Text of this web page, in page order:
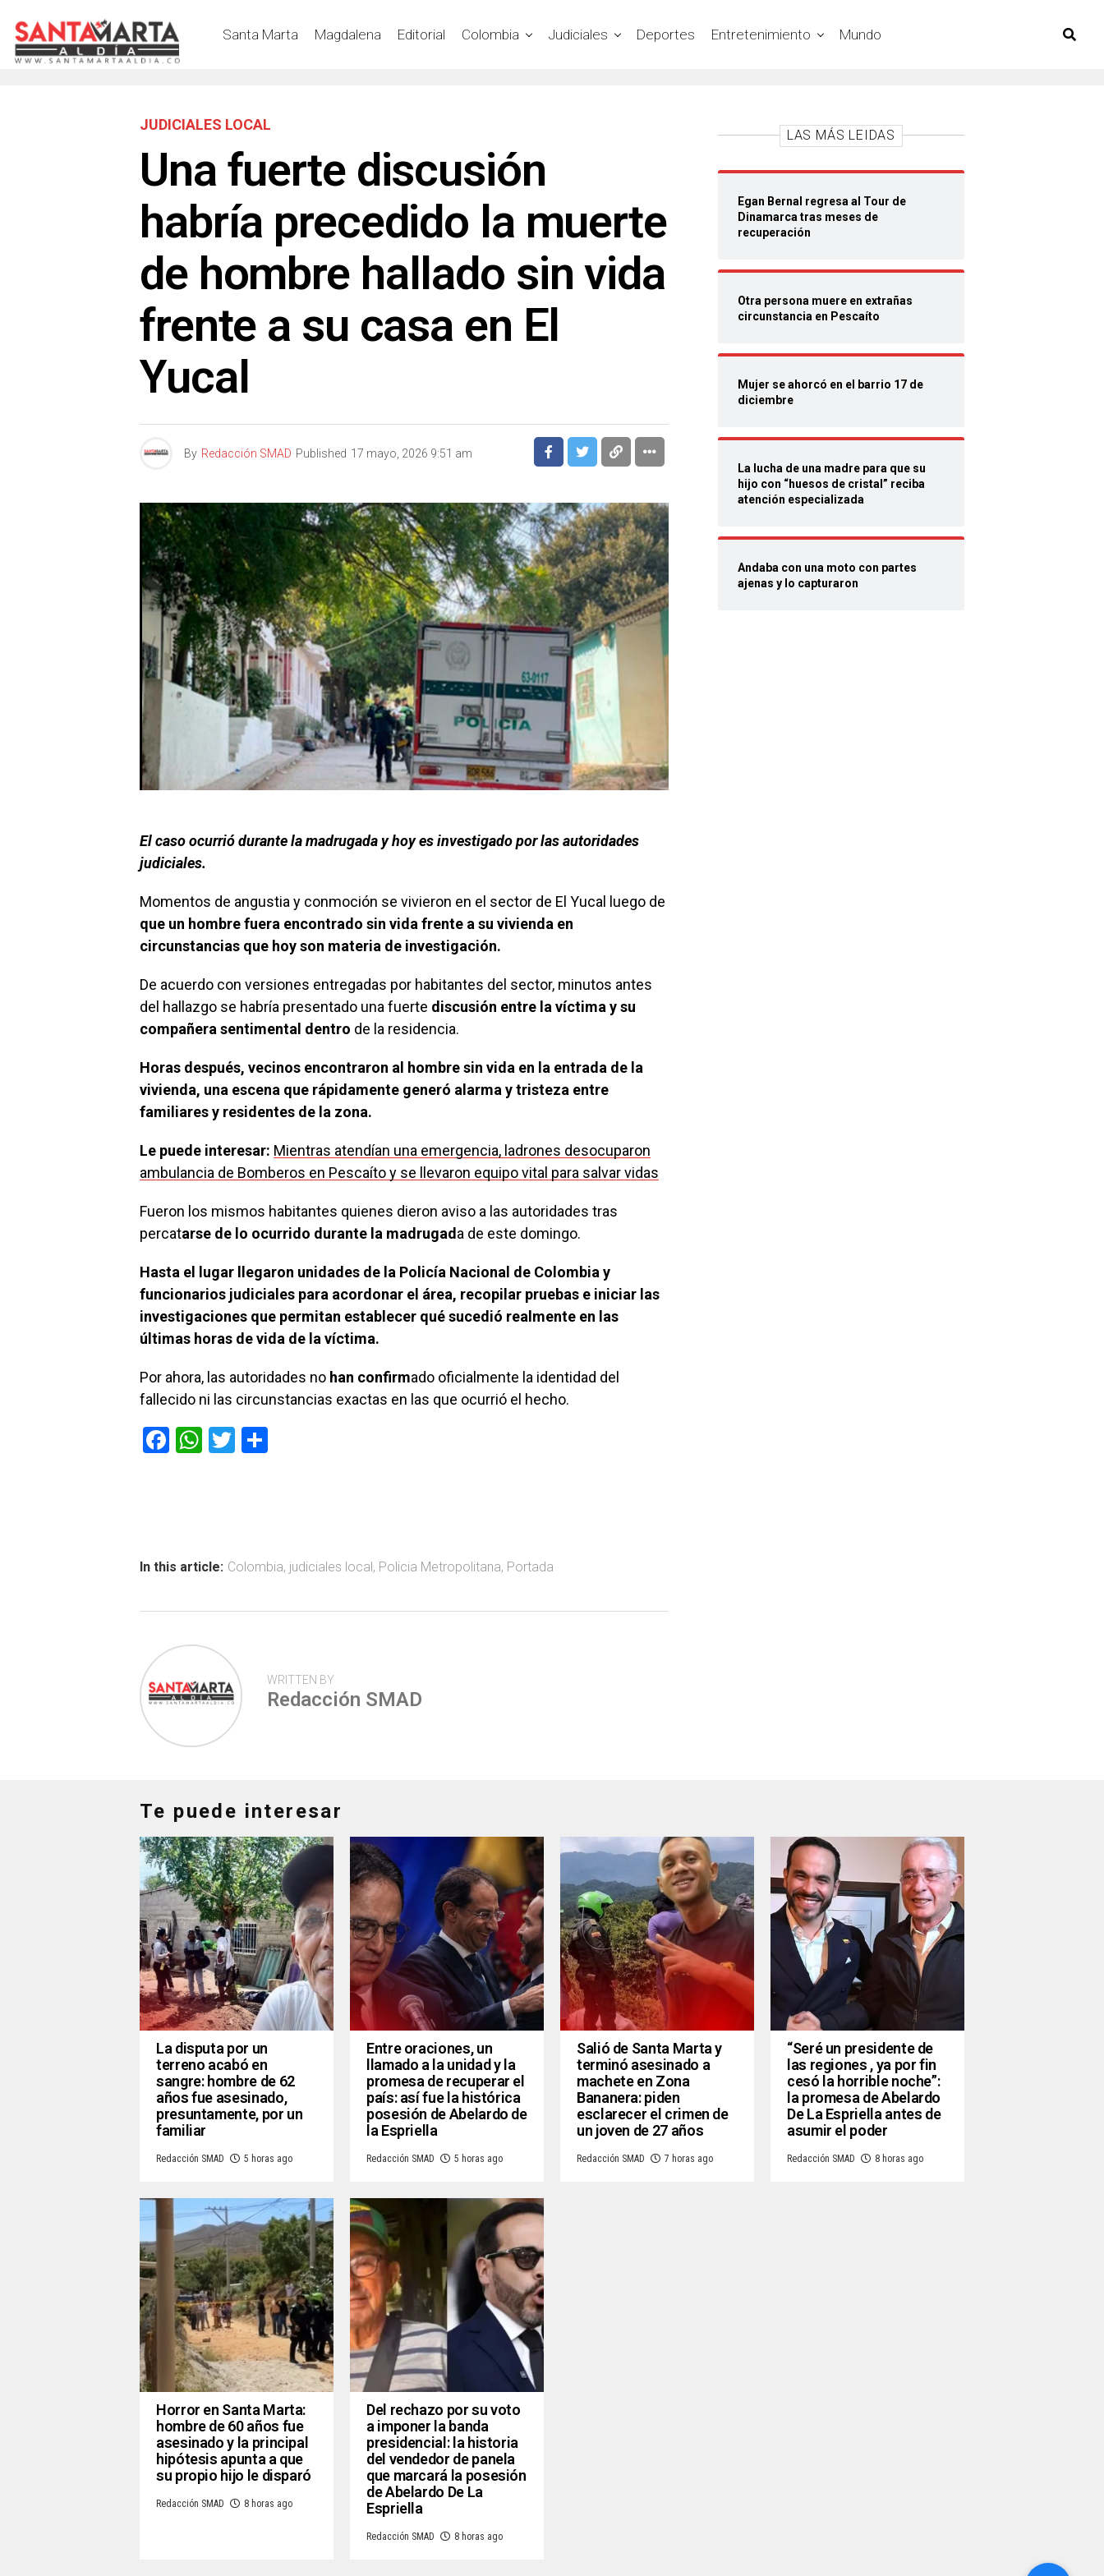
Santa Marta Magdalena Editorial Colombia Judiciales Deportes Entretenimiento Mundo
JUDICIALES LOCAL
Una fuerte discusión
habría precedido la muerte
de hombre hallado sin vida
frente a su casa en El
Yucal
By Redacción SMAD Published 17 mayo, 2026 9:51 am
El caso ocurrió durante la madrugada y hoy es investigado por las autoridades
judiciales.
Momentos de angustia y conmoción se vivieron en el sector de El Yucal luego de
que un hombre fuera encontrado sin vida frente a su vivienda en
circunstancias que hoy son materia de investigación.
De acuerdo con versiones entregadas por habitantes del sector, minutos antes
del hallazgo se habría presentado una fuerte discusión entre la víctima y su
compañera sentimental dentro de la residencia.
Horas después, vecinos encontraron al hombre sin vida en la entrada de la
vivienda, una escena que rápidamente generó alarma y tristeza entre
familiares y residentes de la zona.
Le puede interesar: Mientras atendían una emergencia, ladrones desocuparon
ambulancia de Bomberos en Pescaíto y se llevaron equipo vital para salvar vidas
Fueron los mismos habitantes quienes dieron aviso a las autoridades tras
percatarse de lo ocurrido durante la madrugad a de este domingo.
Hasta el lugar llegaron unidades de la Policía Nacional de Colombia y
funcionarios judiciales para acordonar el área, recopilar pruebas e iniciar las
investigaciones que permitan establecer qué sucedió realmente en las
últimas horas de vida de la víctima.
Por ahora, las autoridades no han confirmado oficialmente la identidad del
fallecido ni las circunstancias exactas en las que ocurrió el hecho.
F
ok
W
p
T
tir
In this article: Colombia, judiciales local, Policia Metropolitana, Portada
WRITTEN BY
Redacción SMAD
LAS MÁS LEIDAS
Egan Bernal regresa al Tour de
Dinamarca tras meses de
recuperación
Otra persona muere en extrañas
circunstancia en Pescaíto
Mujer se ahorcó en el barrio 17 de
diciembre
La lucha de una madre para que su
hijo con “huesos de cristal” reciba
atención especializada
Andaba con una moto con partes
ajenas y lo capturaron
Te puede interesar
La disputa por un
terreno acabó en
sangre: hombre de 62
años fue asesinado,
presuntamente, por un
familiar
Redacción SMAD 5 horas ago
Entre oraciones, un
llamado a la unidad y la
promesa de recuperar el
país: así fue la histórica
posesión de Abelardo de
la Espriella
Redacción SMAD 5 horas ago
Salió de Santa Marta y
terminó asesinado a
machete en Zona
Bananera: piden
esclarecer el crimen de
un joven de 27 años
Redacción SMAD 7 horas ago
“Seré un presidente de
las regiones , ya por fin
cesó la horrible noche”:
la promesa de Abelardo
De La Espriella antes de
asumir el poder
Redacción SMAD 8 horas ago
Horror en Santa Marta:
hombre de 60 años fue
asesinado y la principal
hipótesis apunta a que
su propio hijo le disparó
Redacción SMAD 8 horas ago
Del rechazo por su voto
a imponer la banda
presidencial: la historia
del vendedor de panela
que marcará la posesión
de Abelardo De La
Espriella
Redacción SMAD 8 horas ago